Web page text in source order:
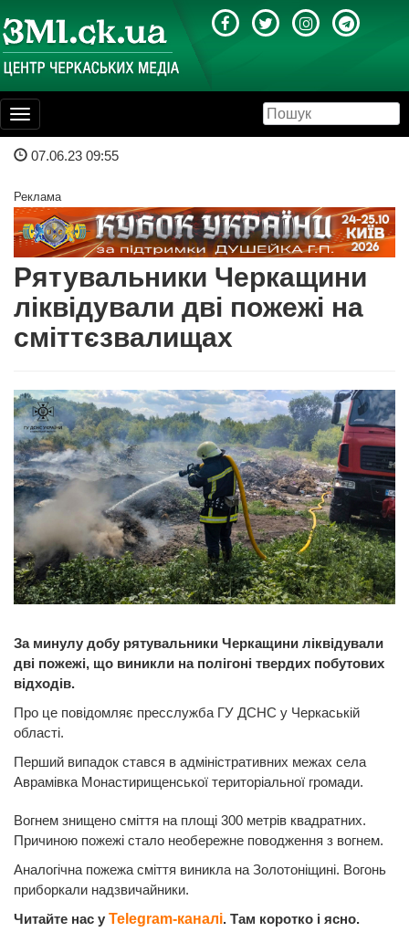
Toggle
navigation
07.06.23 09:55
Реклама
Рятувальники Черкащини
ліквідували дві пожежі на
сміттєзвалищах
За минулу добу рятувальники Черкащини ліквідували
дві пожежі, що виникли на полігоні твердих побутових
відходів.
Про це повідомляє пресслужба ГУ ДСНС у Черкаській
області.
Перший випадок стався в адміністративних межах села
Аврамівка Монастирищенської територіальної громади.
Вогнем знищено сміття на площі 300 метрів квадратних.
Причиною пожежі стало необережне поводження з вогнем.
Аналогічна пожежа сміття виникла на Золотоніщині. Вогонь
приборкали надзвичайники.
Читайте нас у Telegram-каналі. Там коротко і ясно.